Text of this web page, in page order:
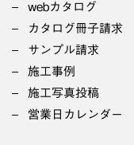
webカタログ
カタログ冊子請求
サンプル請求
施工事例
施工写真投稿
営業日カレンダー